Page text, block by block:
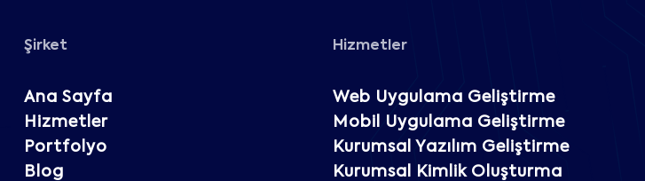
Şirket
Ana Sayfa
Hizmetler
Portfolyo
Blog
Hizmetler
Web Uygulama Geliştirme
Mobil Uygulama Geliştirme
Kurumsal Yazılım Geliştirme
Kurumsal Kimlik Oluşturma